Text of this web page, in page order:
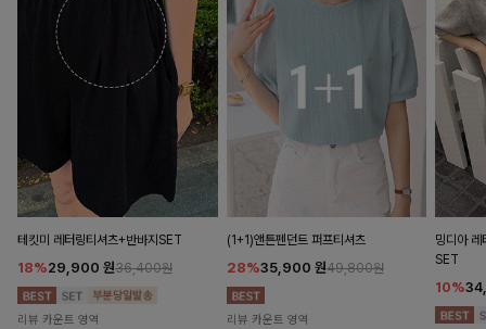
테킷미 레터링티셔츠+반바지SET
18%29,900 원36,400원
리뷰 카운트 영역
(1+1)앤튼펜던트 퍼프티셔츠
28%35,900 원49,800원
리뷰 카운트 영역
밍디아 레
SET
10%